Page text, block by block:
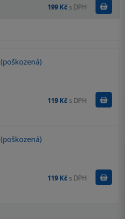
199 Kč s DPH
119 Kč s DPH
119 Kč s DPH